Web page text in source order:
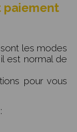
paiement
les modes
est normal de
pour vous